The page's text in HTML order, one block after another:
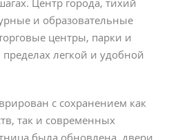
Центр города, тихий
и образовательные
центры, парки и
пределах легкой и удобной
с сохранением как
так и современных